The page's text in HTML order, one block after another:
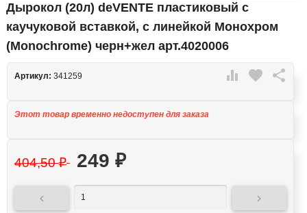
Дырокол (20л) deVENTE пластиковый с
каучуковой вставкой, с линейкой Монохром
(Monochrome) черн+жел арт.4020006
 favorite 
Артикул: 341259
Этот товар временно недоступен для заказа
404,50₽ 249 ₽
 